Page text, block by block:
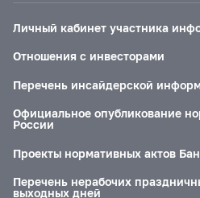
Личный кабинет участника
Отношения с инвесторами
Перечень инсайдерской
Официальное опубликование
России
Проекты нормативных актов
Перечень нерабочих
выходных дней